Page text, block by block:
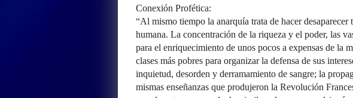
Conexión Profética:
“Al mismo tiempo la anarquía trata de hacer
humana. La concentración de la riqueza y el poder, las
para el enriquecimiento de unos pocos a expensas de la
clases más pobres para organizar la defensa de sus
inquietud, desorden y derramamiento de sangre; la
mismas enseñanzas que produjeron la Revolución